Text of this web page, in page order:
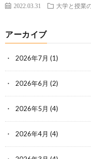
2022.03.31 大学と授業
アーカイブ
2026年7月 (1)
2026年6月 (2)
2026年5月 (4)
2026年4月 (4)